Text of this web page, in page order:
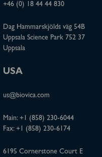
+46 (0) 18 44 44 830
Dag Hammarskjölds väg 54B
Uppsala Science Park 752 37
Uppsala
USA
us@biovica.com
Main: +1 (858) 230-6044
Fax: +1 (858) 230-6174
6195 Cornerstone Court E